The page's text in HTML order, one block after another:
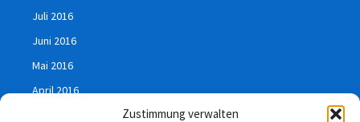
Zustimmung verwalten
Juli 2016
Juni 2016
Mai 2016
April 2016